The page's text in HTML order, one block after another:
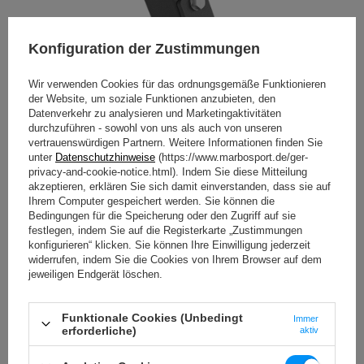
Bodenbefestigung
Dank der Löcher in den Füßen des Gestells besteht die
Möglichkeit, die Konstruktion im Untergrund zu
verankern, wodurch die Stabilität erhöht und ein
eventuelles Verschieben verhindert wird.
Mögliche Aufhängungen:
Hängesessel
Boxsack
Konfiguration der Zustimmungen
Wir verwenden Cookies für das ordnungsgemäße Funktionieren
der Website, um soziale Funktionen anzubieten, den
Datenverkehr zu analysieren und Marketingaktivitäten
durchzuführen - sowohl von uns als auch von unseren
vertrauenswürdigen Partnern. Weitere Informationen finden Sie
unter Datenschutzhinweise (https://www.marbosport.de/ger-
privacy-and-cookie-notice.html). Indem Sie diese Mitteilung
akzeptieren, erklären Sie sich damit einverstanden, dass sie auf
Ihrem Computer gespeichert werden. Sie können die
Bedingungen für die Speicherung oder den Zugriff auf sie
festlegen, indem Sie auf die Registerkarte „Zustimmungen
konfigurieren“ klicken. Sie können Ihre Einwilligung jederzeit
widerrufen, indem Sie die Cookies von Ihrem Browser auf dem
jeweiligen Endgerät löschen.
Funktionale Cookies (Unbedingt
erforderliche)
Immer
aktiv